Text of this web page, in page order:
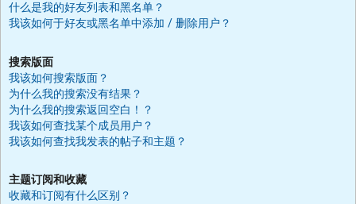
什么是我的好友列表和黑名单？
我该如何于好友或黑名单中添加 / 删除用户？
搜索版面
我该如何搜索版面？
为什么我的搜索没有结果？
为什么我的搜索返回空白！？
我该如何查找某个成员用户？
我该如何查找我发表的帖子和主题？
主题订阅和收藏
收藏和订阅有什么区别？